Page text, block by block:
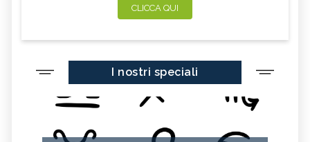
CLICCA QUI
I nostri speciali